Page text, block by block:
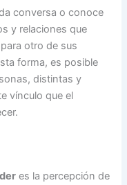
conversa o conoce
y relaciones que
otro de sus
forma, es posible
distintas y
vínculo que el
es la percepción de